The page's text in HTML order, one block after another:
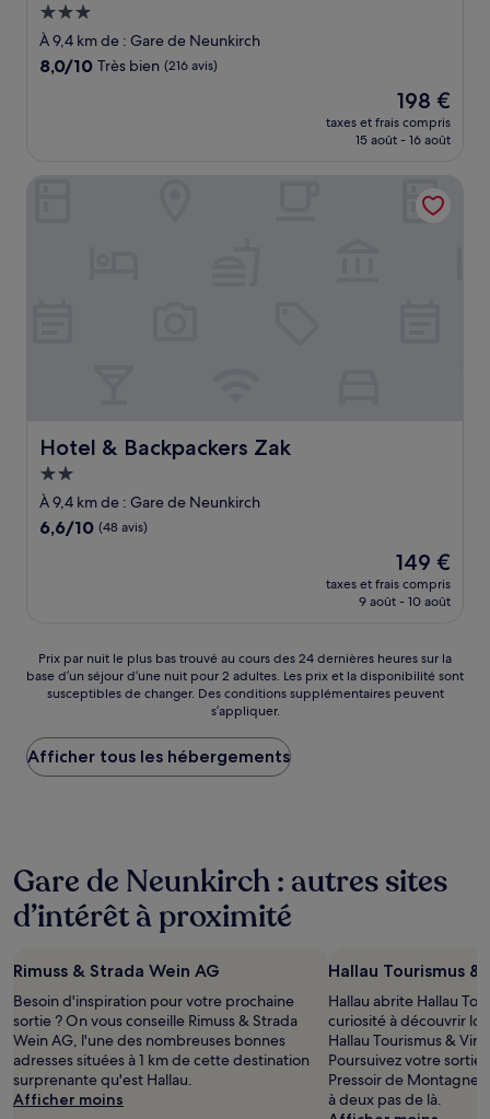
Hébergement
3.0 étoiles
À 9,4 km de : Gare de Neunkirch
8.0
8,0/10 Très bien (216 avis)
Le
nouveau
prix
de
198 €
198 €
taxes et frais compris
15 août - 16 août
Hotel & Backpackers Zak
Hotel & Backpackers Zak
Hébergement
2.0 étoiles
À 9,4 km de : Gare de Neunkirch
6.6
6,6/10 (48 avis)
Le
nouveau
prix
149 €
149 €
taxes et frais compris
9 août - 10 août
Prix
par
nuit
plus
bas
trouvé
heures
sur
la
séjour
d’une
nuit
pour
2 adultes.
Les
prix
et
Prix par nuit le plus bas trouvé au cours des 24 dernières heures sur la
base d’un séjour d’une nuit pour 2 adultes. Les prix et la disponibilité sont
susceptibles de changer. Des conditions supplémentaires peuvent
s’appliquer.
Afficher tous les hébergements
Gare de Neunkirch : autres sites
d’intérêt à proximité
Rimuss & Strada Wein AG
Besoin d'inspiration pour votre prochaine
sortie ? On vous conseille Rimuss & Strada
Wein AG, l'une des nombreuses bonnes
adresses situées à 1 km de cette destination
surprenante qu'est Hallau.
Afficher moins
Hallau Tourismus
Hallau abrite Hallau
curiosité à découvrir
Hallau Tourismus &
Poursuivez votre sortie
Pressoir de Montagne
à deux pas de là.